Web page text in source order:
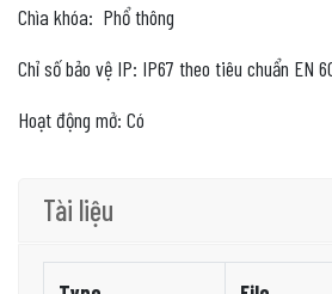
Chìa khóa: Phổ thông
Chỉ số bảo vệ IP: IP67 theo tiêu chuẩn EN
Hoạt động mở: Có
Tài liệu